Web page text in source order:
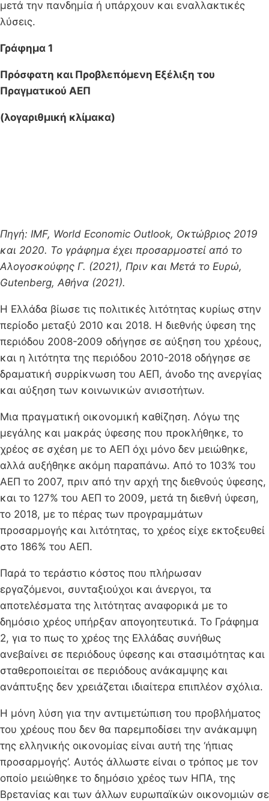
μετά την πανδημία ή υπάρχουν και εναλλακτικές
λύσεις.
Γράφημα 1
Πρόσφατη και Προβλεπόμενη Εξέλιξη του
Πραγματικού ΑΕΠ
(λογαριθμική κλίμακα)
Πηγή: IMF, World Economic Outlook, Οκτώβριος 2019
και 2020. Το γράφημα έχει προσαρμοστεί από το
Αλογοσκούφης Γ. (2021), Πριν και Μετά το Ευρώ,
Gutenberg, Αθήνα (2021).
Η Ελλάδα βίωσε τις πολιτικές λιτότητας κυρίως στην
περίοδο μεταξύ 2010 και 2018. Η διεθνής ύφεση της
περιόδου 2008-2009 οδήγησε σε αύξηση του χρέους,
και η λιτότητα της περιόδου 2010-2018 οδήγησε σε
δραματική συρρίκνωση του ΑΕΠ, άνοδο της ανεργίας
και αύξηση των κοινωνικών ανισοτήτων.
Μια πραγματική οικονομική καθίζηση. Λόγω της
μεγάλης και μακράς ύφεσης που προκλήθηκε, το
χρέος σε σχέση με το ΑΕΠ όχι μόνο δεν μειώθηκε,
αλλά αυξήθηκε ακόμη παραπάνω. Από το 103% του
ΑΕΠ το 2007, πριν από την αρχή της διεθνούς ύφεσης,
και το 127% του ΑΕΠ το 2009, μετά τη διεθνή ύφεση,
το 2018, με το πέρας των προγραμμάτων
προσαρμογής και λιτότητας, το χρέος είχε εκτοξευθεί
στο 186% του ΑΕΠ.
Παρά το τεράστιο κόστος που πλήρωσαν
εργαζόμενοι, συνταξιούχοι και άνεργοι, τα
αποτελέσματα της λιτότητας αναφορικά με το
δημόσιο χρέος υπήρξαν απογοητευτικά. Το Γράφημα
2, για το πως το χρέος της Ελλάδας συνήθως
ανεβαίνει σε περιόδους ύφεσης και στασιμότητας και
σταθεροποιείται σε περιόδους ανάκαμψης και
ανάπτυξης δεν χρειάζεται ιδιαίτερα επιπλέον σχόλια.
Η μόνη λύση για την αντιμετώπιση του προβλήματος
του χρέους που δεν θα παρεμποδίσει την ανάκαμψη
της ελληνικής οικονομίας είναι αυτή της ‘ήπιας
προσαρμογής’. Αυτός άλλωστε είναι ο τρόπος με τον
οποίο μειώθηκε το δημόσιο χρέος των ΗΠΑ, της
Βρετανίας και των άλλων ευρωπαϊκών οικονομιών σε